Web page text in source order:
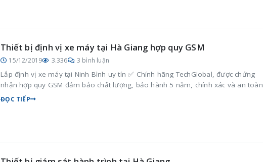
Thiết bị định vị xe máy tại Hà Giang hợp quy GSM
15/12/2019 3.336 3 bình luận
Lắp định vị xe máy tại Ninh Bình uy tín ✅ Chính hãng TechGlobal, được chứng
nhận hợp quy GSM đảm bảo chất lượng, bảo hành 5 năm, chính xác và an toàn
ĐỌC TIẾP